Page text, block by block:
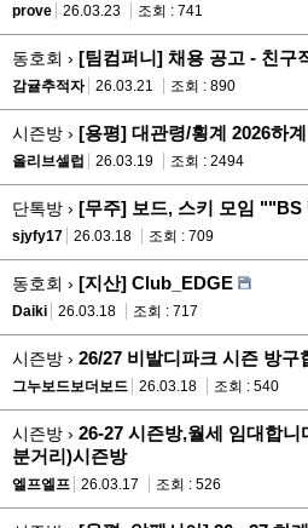
prove
26.03.23 조회 : 741
동호회 › [팀컴퍼니] 채용 공고 - 친구
감귤추적자
26.03.21 조회 : 890
시즌방 › ​​​​​​​[용평] 대관령/횡계 2026하
올리브셀럽 26.03.19 조회 : 2494
단톡방 › [무주] 보드, 스키 모임
sjyfy17 26.03.18 조회 : 709
동호회 › [지산] Club_EDGE
Daiki 26.03.18 조회 : 717
시즌방 › 26/27 비발디파크 시즌 방구
그누보드보더보드 26.03.18 조회 : 540
시즌방 › 26-27 시즌방,월세 임대합
분거리)시즌방
엘프엘프 26.03.17 조회 : 526